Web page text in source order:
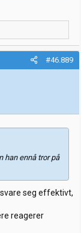
#46.889
han ennå tror på
seg effektivt,
reagerer